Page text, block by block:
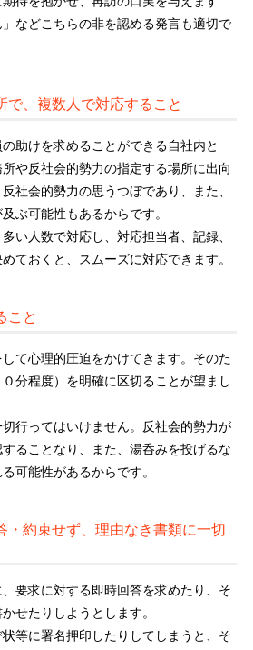
などこちらの非を認める発言も適切で
、複数人で対応すること
助けを求めることができる自社内と
や反社会的勢力の指定する場所に出向
社会的勢力の思うつぼであり、また、
ぶ可能性もあるからです。
い人数で対応し、対応担当者、記録、
ておくと、スムーズに対応できます。
こと
て心理的圧迫をかけてきます。そのた
分程度）を明確に区切ることが望まし
行ってはいけません。反社会的勢力が
ることなり、また、湯呑みを投げるな
可能性があるからです。
約束せず、理由なき書類に一切
要求に対する即時回答を求めたり、そ
せたりしようとします。
等に署名押印したりしてしまうと、そ